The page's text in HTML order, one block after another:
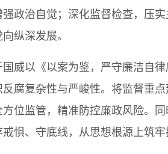
政治自觉；深化监督检查，压
纵深发展。
威以《以案为鉴，严守廉洁自
腐复杂性与严峻性。将监督重
位监管，精准防控廉政风险。
惧、守底线，从思想根源上筑牢